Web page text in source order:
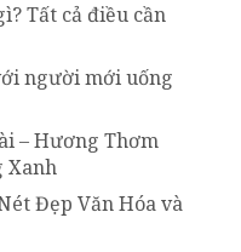
Tất cả điều cần
người mới uống
– Hương Thơm
Xanh
Đẹp Văn Hóa và